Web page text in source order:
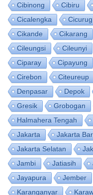
Cibinong
Cibiru
Cicalengka
Cicurug
Cikande
Cikarang
Cileungsi
Cileunyi
Ciparay
Cipayung
Cirebon
Citeureup
Denpasar
Depok
Gresik
Grobogan
Halmahera Tengah
Jakarta
Jakarta
Jakarta Selatan
Jambi
Jatiasih
Jayapura
Jember
Karanganyar